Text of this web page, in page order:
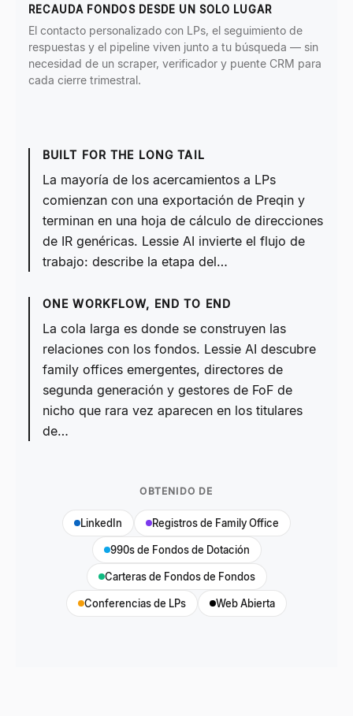
RECAUDA FONDOS DESDE UN SOLO LUGAR
El contacto personalizado con LPs, el seguimiento de
respuestas y el pipeline viven junto a tu búsqueda — sin
necesidad de un scraper, verificador y puente CRM para
cada cierre trimestral.
BUILT FOR THE LONG TAIL
La mayoría de los acercamientos a LPs
comienzan con una exportación de Preqin y
terminan en una hoja de cálculo de direcciones
de IR genéricas. Lessie AI invierte el flujo de
trabajo: describe la etapa del…
ONE WORKFLOW, END TO END
La cola larga es donde se construyen las
relaciones con los fondos. Lessie AI descubre
family offices emergentes, directores de
segunda generación y gestores de FoF de
nicho que rara vez aparecen en los titulares
de…
OBTENIDO DE
LinkedIn Registros de Family Office
990s de Fondos de Dotación
Carteras de Fondos de Fondos
Conferencias de LPs Web Abierta